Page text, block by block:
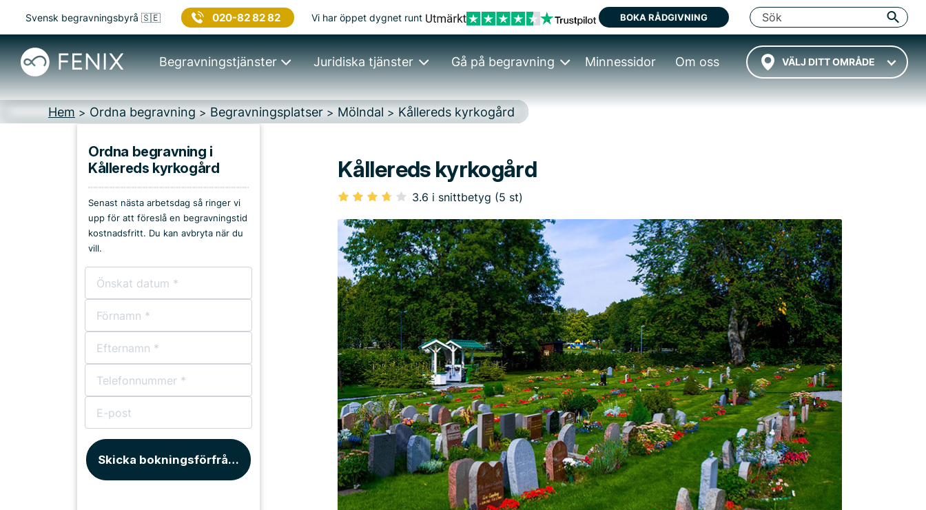
Svensk begravningsbyrå 🇸🇪 020-82 82 82 Vi har öppet dygnet runt BOKA RÅDGIVNING
VÄLJ DITT OMRÅDE
Begravningstjänster Juridiska tjänster Gå på begravning Minnessidor Om oss
Hem > Ordna begravning > Begravningsplatser > Mölndal > Kållereds kyrkogård
Kyrkor & kapell
Begravningsplatser
Församlingshem
Bårhus
Ordna begravning i
Kållereds kyrkogård
Senast nästa arbetsdag så ringer vi
upp för att föreslå en begravningstid
kostnadsfritt. Du kan avbryta när du
vill.
Skicka bokningsförfrågan
Kållereds kyrkogård
3.6 i snittbetyg (5 st)